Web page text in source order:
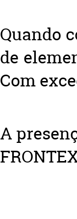
Quando
de
Com
A